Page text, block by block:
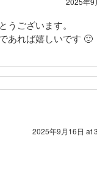
うございます。
あれば嬉しいです 🙂
2025年9月16日 at